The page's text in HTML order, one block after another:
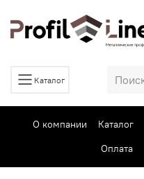
Каталог
О компании Каталог
Оплата